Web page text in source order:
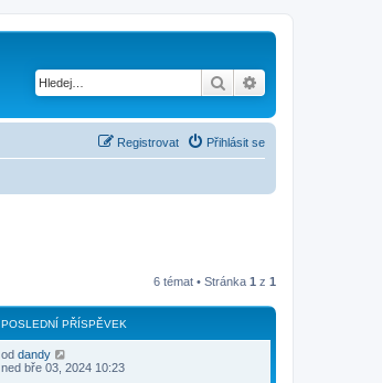
Hledat
Přihlásit se
Registrovat
6 témat • Stránka 1 z 1
POSLEDNÍ PŘÍSPĚVEK
od dandy
ned bře 03, 2024 10:23